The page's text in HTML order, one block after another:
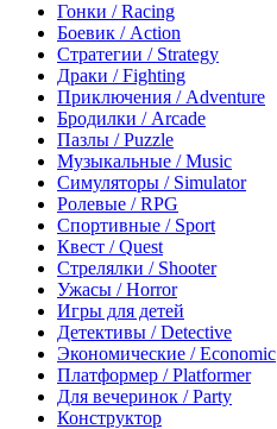
Гонки / Racing
Боевик / Action
Стратегии / Strategy
Драки / Fighting
Приключения / Adventure
Бродилки / Arcade
Пазлы / Puzzle
Музыкальные / Music
Симуляторы / Simulator
Ролевые / RPG
Спортивные / Sport
Квест / Quest
Стрелялки / Shooter
Ужасы / Horror
Игры для детей
Детективы / Detective
Экономические / Economic
Платформер / Platformer
Для вечеринок / Party
Конструктор